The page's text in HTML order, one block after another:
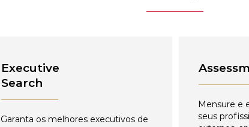
Executive
Search
Garanta os melhores executivos de
Mensure e
seus